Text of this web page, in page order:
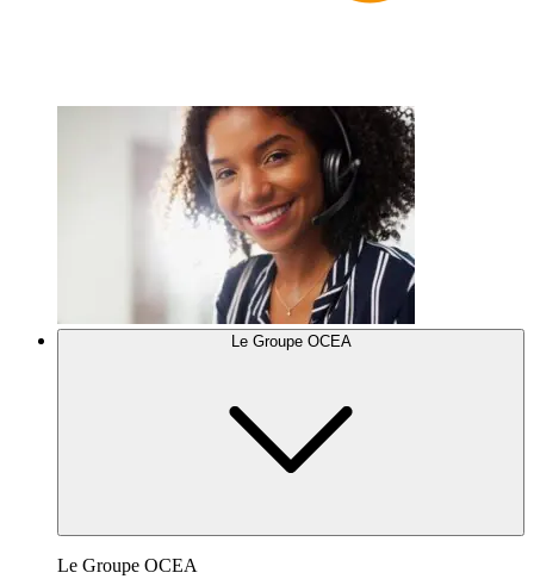
Le Groupe OCEA
Le Groupe OCEA